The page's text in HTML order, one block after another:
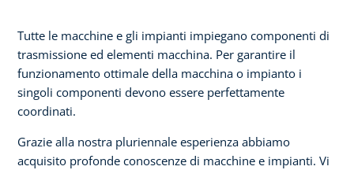
Tutte le macchine e gli impianti impiegano componenti di
trasmissione ed elementi macchina. Per garantire il
funzionamento ottimale della macchina o impianto i
singoli componenti devono essere perfettamente
coordinati.
Grazie alla nostra pluriennale esperienza abbiamo
acquisito profonde conoscenze di macchine e impianti. Vi